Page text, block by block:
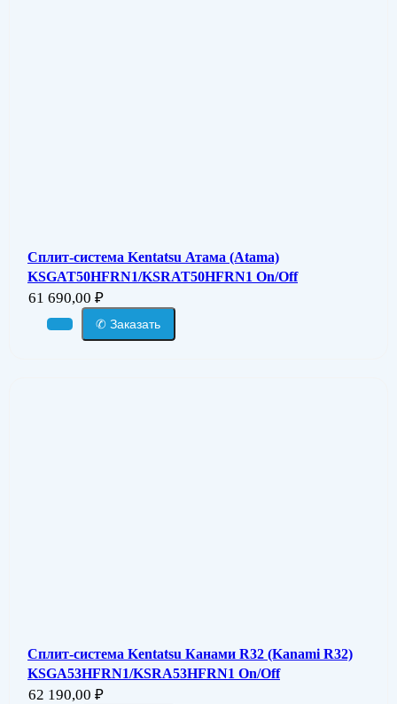
Сплит-система Kentatsu Атама (Atama)
KSGAT50HFRN1/KSRAT50HFRN1 On/Off
61 690,00 ₽
✆ Заказать
Сплит-система Kentatsu Канами R32 (Kanami R32)
KSGA53HFRN1/KSRA53HFRN1 On/Off
62 190,00 ₽